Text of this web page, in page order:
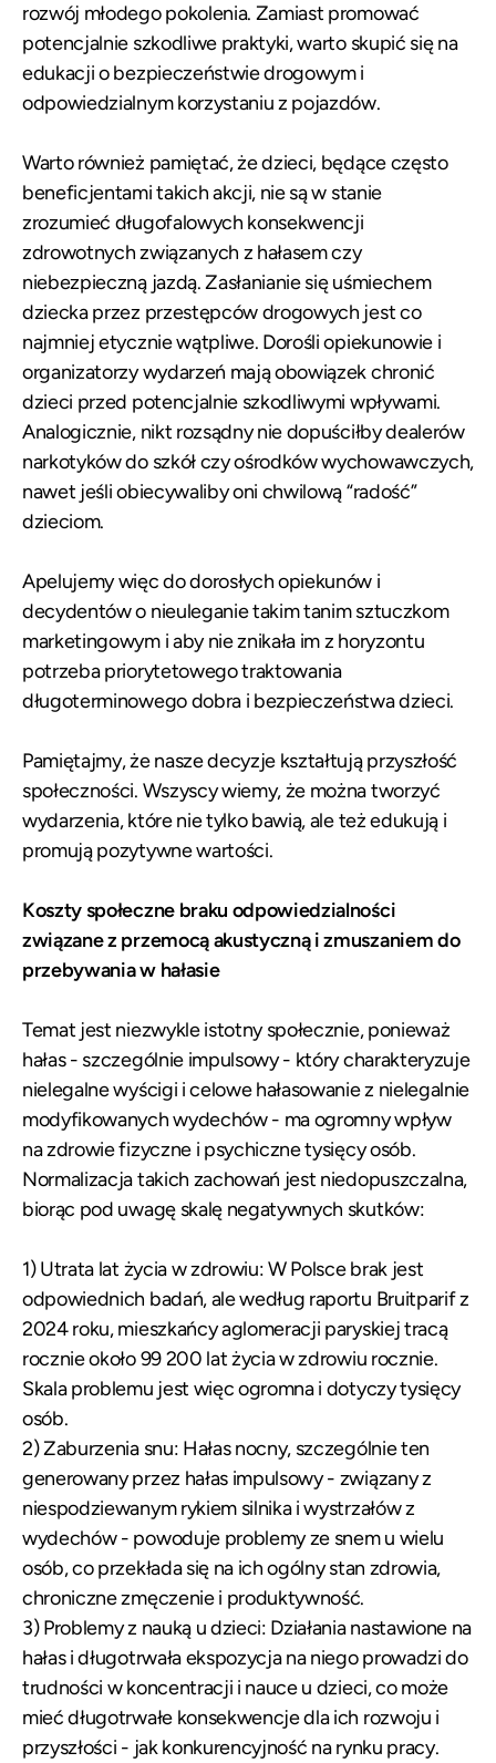
rozwój młodego pokolenia. Zamiast promować
potencjalnie szkodliwe praktyki, warto skupić się na
edukacji o bezpieczeństwie drogowym i
odpowiedzialnym korzystaniu z pojazdów.
Warto również pamiętać, że dzieci, będące często
beneficjentami takich akcji, nie są w stanie
zrozumieć długofalowych konsekwencji
zdrowotnych związanych z hałasem czy
niebezpieczną jazdą. Zasłanianie się uśmiechem
dziecka przez przestępców drogowych jest co
najmniej etycznie wątpliwe. Dorośli opiekunowie i
organizatorzy wydarzeń mają obowiązek chronić
dzieci przed potencjalnie szkodliwymi wpływami.
Analogicznie, nikt rozsądny nie dopuściłby dealerów
narkotyków do szkół czy ośrodków wychowawczych,
nawet jeśli obiecywaliby oni chwilową “radość”
dzieciom.
Apelujemy więc do dorosłych opiekunów i
decydentów o nieuleganie takim tanim sztuczkom
marketingowym i aby nie znikała im z horyzontu
potrzeba priorytetowego traktowania
długoterminowego dobra i bezpieczeństwa dzieci.
Pamiętajmy, że nasze decyzje kształtują przyszłość
społeczności. Wszyscy wiemy, że można tworzyć
wydarzenia, które nie tylko bawią, ale też edukują i
promują pozytywne wartości.
Koszty społeczne braku odpowiedzialności
związane z przemocą akustyczną i zmuszaniem do
przebywania w hałasie
Temat jest niezwykle istotny społecznie, ponieważ
hałas - szczególnie impulsowy - który charakteryzuje
nielegalne wyścigi i celowe hałasowanie z nielegalnie
modyfikowanych wydechów - ma ogromny wpływ
na zdrowie fizyczne i psychiczne tysięcy osób.
Normalizacja takich zachowań jest niedopuszczalna,
biorąc pod uwagę skalę negatywnych skutków:
1) Utrata lat życia w zdrowiu: W Polsce brak jest
odpowiednich badań, ale według raportu Bruitparif z
2024 roku, mieszkańcy aglomeracji paryskiej tracą
rocznie około 99 200 lat życia w zdrowiu rocznie.
Skala problemu jest więc ogromna i dotyczy tysięcy
osób.
2) Zaburzenia snu: Hałas nocny, szczególnie ten
generowany przez hałas impulsowy - związany z
niespodziewanym rykiem silnika i wystrzałów z
wydechów - powoduje problemy ze snem u wielu
osób, co przekłada się na ich ogólny stan zdrowia,
chroniczne zmęczenie i produktywność.
3) Problemy z nauką u dzieci: Działania nastawione na
hałas i długotrwała ekspozycja na niego prowadzi do
trudności w koncentracji i nauce u dzieci, co może
mieć długotrwałe konsekwencje dla ich rozwoju i
przyszłości - jak konkurencyjność na rynku pracy.